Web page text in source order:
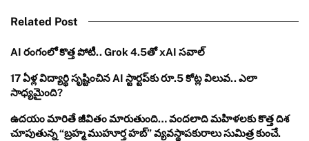
Related Post
AI రంగంలో కొత్త పోటీ.. Grok 4.5తో xAI సవాల్
17 ఏళ్ల విద్యార్థి సృష్టించిన AI స్టార్టప్‌కు రూ.5 కోట్ల విలువ.. ఎలా
సాధ్యమైంది?
ఉదయం మారితే జీవితం మారుతుంది… వందలాది మహిళలకు కొత్త దిశ
చూపుతున్న “బ్రహ్మ ముహూర్త హబ్” వ్యవస్థాపకురాలు సుమిత్ర కుంచే.